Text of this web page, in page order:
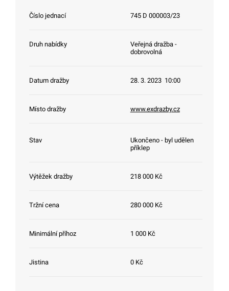
Číslo jednací 745 D 000003/23
Druh nabídky
Veřejná dražba -
dobrovolná
Datum dražby 28. 3. 2023 10:00
Místo dražby www.exdrazby.cz
Stav
Ukončeno - byl udělen
příklep
Výtěžek dražby 218 000 Kč
Tržní cena 280 000 Kč
Minimální příhoz 1 000 Kč
Jistina 0 Kč